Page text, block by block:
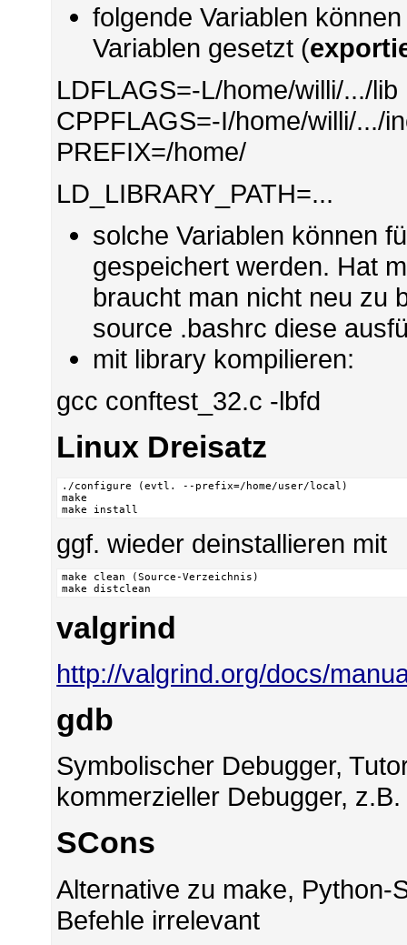
folgende Variablen
Variablen gesetzt (
LDFLAGS=-L/home/willi/.../lib
CPPFLAGS=-I/home/willi/.../
PREFIX=/home/
LD_LIBRARY_PATH=...
solche Variablen können
gespeichert werden. Hat
braucht man nicht neu zu
source .bashrc diese
mit library kompilieren:
gcc conftest_32.c -lbfd
Linux Dreisatz
./configure (evtl. --prefix=/home/user/local)
make
make install
ggf. wieder deinstallieren mit
make clean (Source-Verzeichnis)
make distclean
valgrind
http://valgrind.org/docs/
gdb
Symbolischer Debugger,
kommerzieller Debugger, z.B.
SCons
Alternative zu make, Python-
Befehle irrelevant